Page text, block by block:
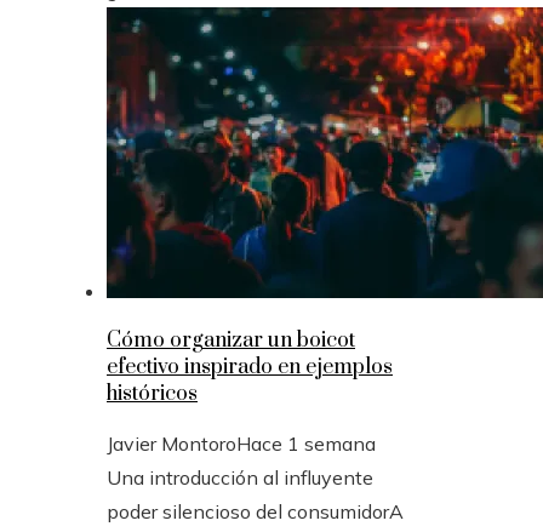
Cómo organizar un boicot
efectivo inspirado en ejemplos
históricos
Javier MontoroHace 1 semana
Una introducción al influyente
poder silencioso del consumidorA